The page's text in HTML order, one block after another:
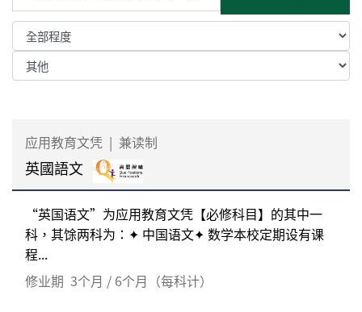
应用教育文凭 | 兼读制
英國語文
“英国语文”为应用教育文凭【必修科目】的其中一
科，其馀两科为：✦ 中国语文✦ 数学本校定期设有课
程...
修业期 3个月 / 6个月（每科计）